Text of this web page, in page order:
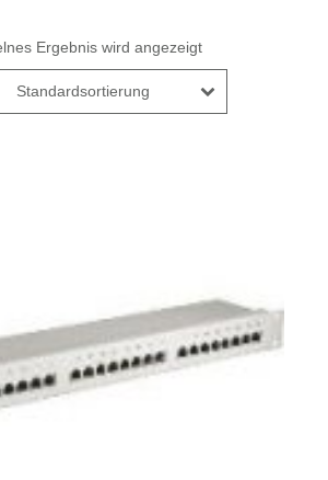
Ergebnis wird angezeigt
Standardsortierung